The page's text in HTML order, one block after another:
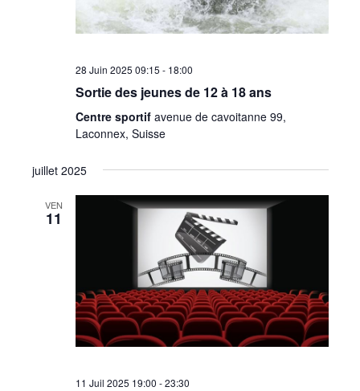
28 Juin 2025 09:15 - 18:00
Sortie des jeunes de 12 à 18 ans
Centre sportif avenue de cavoitanne 99,
Laconnex, Suisse
juillet 2025
VEN
11
11 Juil 2025 19:00 -23:30